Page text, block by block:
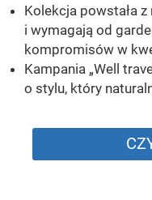
Kolekcja powstała
i wymagają od
kompromisów w
Kampania „Well
o stylu, który